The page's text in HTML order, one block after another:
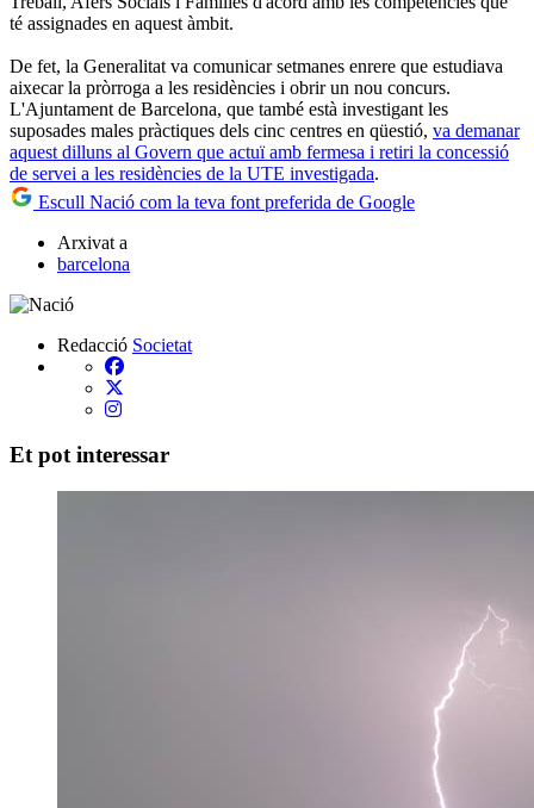
té assignades en aquest àmbit.
De fet, la Generalitat va comunicar setmanes enrere que estudiava
aixecar la pròrroga a les residències i obrir un nou concurs.
L'Ajuntament de Barcelona, que també està investigant les
suposades males pràctiques dels cinc centres en qüestió, va demanar
aquest dilluns al Govern que actuï amb fermesa i retiri la concessió
de servei a les residències de la UTE investigada.
Escull Nació com la teva font preferida de Google
Arxivat a
barcelona
Redacció Societat
Et pot interessar